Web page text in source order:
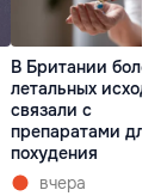
В Британии
летальных
связали с
препаратами для
похудения
вчера